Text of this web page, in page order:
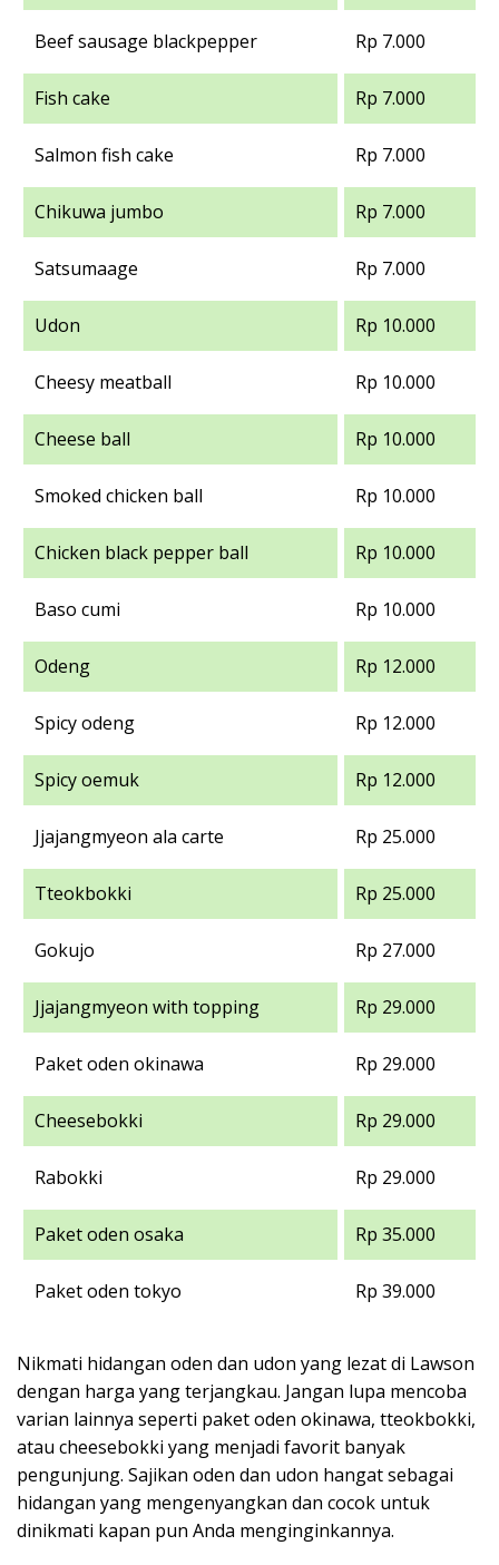
Beef sausage blackpepper Rp 7.000
Fish cake Rp 7.000
Salmon fish cake Rp 7.000
Chikuwa jumbo Rp 7.000
Satsumaage Rp 7.000
Udon Rp 10.000
Cheesy meatball Rp 10.000
Cheese ball Rp 10.000
Smoked chicken ball Rp 10.000
Chicken black pepper ball Rp 10.000
Baso cumi Rp 10.000
Odeng Rp 12.000
Spicy odeng Rp 12.000
Spicy oemuk Rp 12.000
Jjajangmyeon ala carte Rp 25.000
Tteokbokki Rp 25.000
Gokujo Rp 27.000
Jjajangmyeon with topping Rp 29.000
Paket oden okinawa Rp 29.000
Cheesebokki Rp 29.000
Rabokki Rp 29.000
Paket oden osaka Rp 35.000
Paket oden tokyo Rp 39.000
Nikmati hidangan oden dan udon yang lezat di Lawson
dengan harga yang terjangkau. Jangan lupa mencoba
varian lainnya seperti paket oden okinawa, tteokbokki,
atau cheesebokki yang menjadi favorit banyak
pengunjung. Sajikan oden dan udon hangat sebagai
hidangan yang mengenyangkan dan cocok untuk
dinikmati kapan pun Anda menginginkannya.